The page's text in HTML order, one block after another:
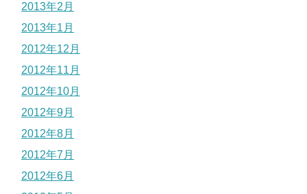
2013年2月
2013年1月
2012年12月
2012年11月
2012年10月
2012年9月
2012年8月
2012年7月
2012年6月